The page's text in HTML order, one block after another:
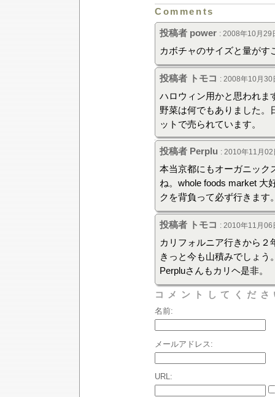
Comments
投稿者 power : 2008年10月29
カボチャのサイズと量がす
投稿者 トモコ : 2008年10月30
ハロウィン用かと思われま
野菜は何でもありました。
ットで売られています。
投稿者 Perplu : 2010年11月
本当京都にもオーガニック
ね。whole foods market 大
クを背負って必ず行きます
投稿者 トモコ : 2010年11月06
カリフォルニア行きから２
きっと今も山積みでしょう
Perpluさんもカリヘ是非。
コメントしてくだ
名前:
メールアドレス:
URL: